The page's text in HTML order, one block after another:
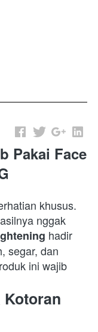
Pakai Face
khusus.
nggak
hadir
segar, dan
ini wajib